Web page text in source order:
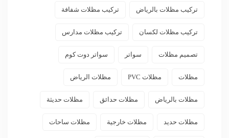
تركيب مظلات بالرياض تركيب مظلات شفافة
تركيب مظلات لكسان تركيب مظلات مدارس
تصميم مظلات سواتر سواتر دوت كوم
مظلات مظلات PVC مظلات الرياض
مظلات بالرياض مظلات حدائق مظلات حديثة
مظلات حديد مظلات خارجية مظلات ساحات